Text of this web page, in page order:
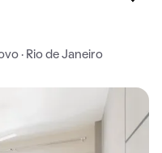
· Rio de Janeiro